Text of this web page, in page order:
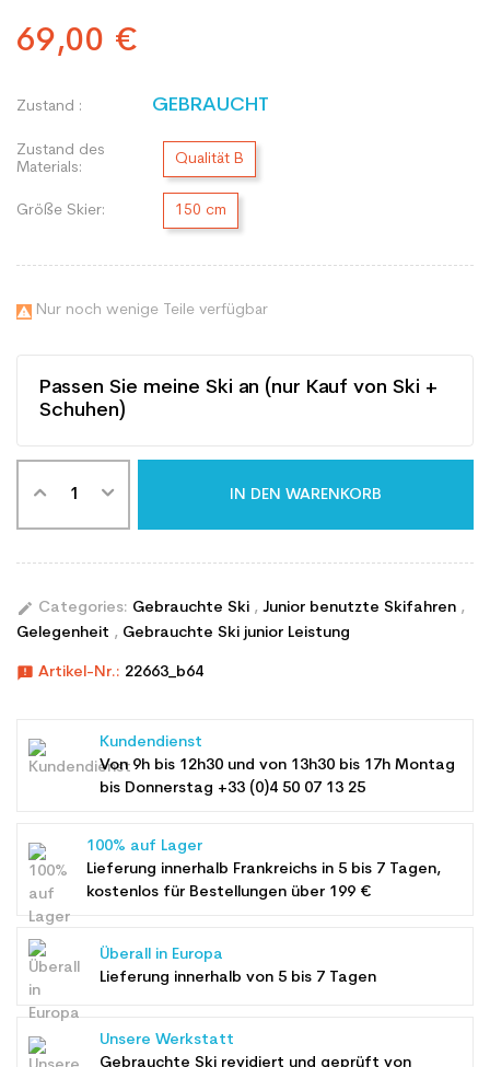
69,00 €
Zustand : GEBRAUCHT
Zustand des
Materials:
Qualität B
Größe Skier: 150 cm
 Nur noch wenige Teile verfügbar
Passen Sie meine Ski an (nur Kauf von Ski +
Schuhen)
IN DEN WARENKORB
edit Categories: Gebrauchte Ski , Junior benutzte Skifahren ,
Gelegenheit , Gebrauchte Ski junior Leistung
announcement Artikel-Nr.: 22663_b64
Kundendienst
Von 9h bis 12h30 und von 13h30 bis 17h Montag
bis Donnerstag +33 (0)4 50 07 13 25
100% auf Lager
Lieferung innerhalb Frankreichs in 5 bis 7 Tagen,
kostenlos für Bestellungen über 199 €
Überall in Europa
Lieferung innerhalb von 5 bis 7 Tagen
Unsere Werkstatt
Gebrauchte Ski revidiert und geprüft von